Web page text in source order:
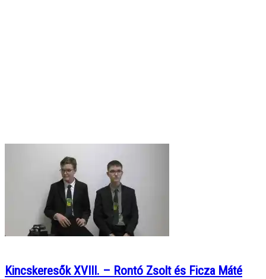
Kincskeresők XVIII. – Rontó Zsolt és Ficza Máté